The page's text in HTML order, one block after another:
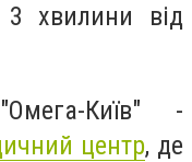
3 хвилини від
Київ" -
центр, де